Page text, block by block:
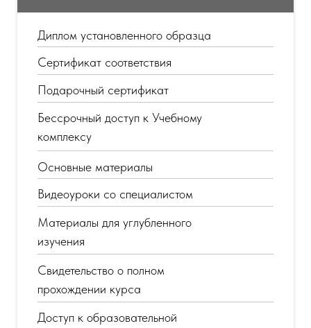
Диплом установленного образца
Сертификат соответствия
Подарочный сертификат
Бессрочный доступ к Учебному
комплексу
Основные материалы
Видеоуроки со специалистом
Материалы для углубленного
изучения
Свидетельство о полном
прохождении курса
Доступ к образовательной